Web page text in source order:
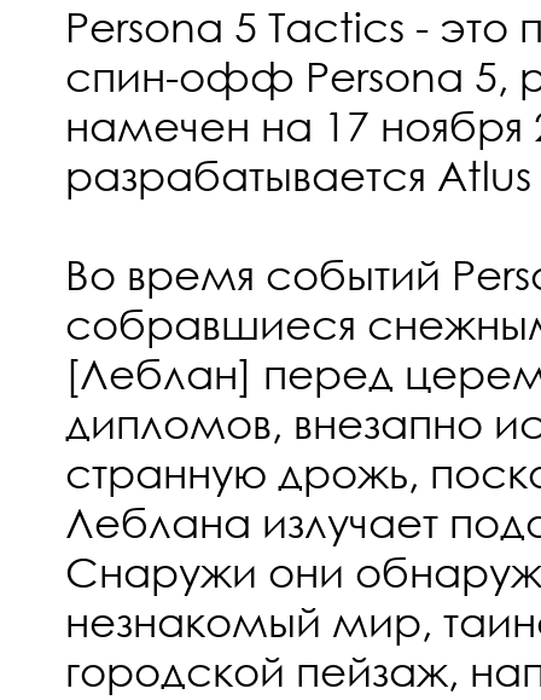
Persona 5 Tactics -
спин-офф Persona 5,
намечен на 17 ноября
разрабатывается
Во время событий
собравшиеся
[Леблан] перед
дипломов, внезапно
странную дрожь,
Леблана излучает
Снаружи они
незнакомый мир,
городской пейзаж,